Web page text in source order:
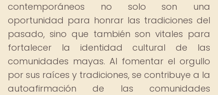
contemporáneos no solo son una
oportunidad para honrar las tradiciones del
pasado, sino que también son vitales para
fortalecer la identidad cultural de las
comunidades mayas. Al fomentar el orgullo
por sus raíces y tradiciones, se contribuye a la
autoafirmación de las comunidades